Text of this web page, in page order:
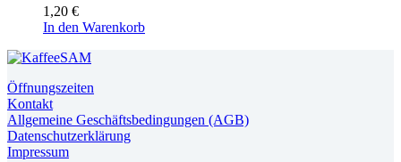
1,20 €
In den Warenkorb
Öffnungszeiten
Kontakt
Allgemeine Geschäftsbedingungen (AGB)
Datenschutzerklärung
Impressum